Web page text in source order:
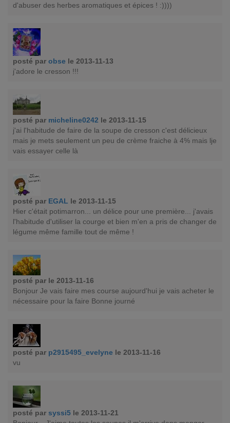
d'abuser des herbes aromatiques et épices ! :))))
posté par obse le 2013-11-13
j'adore le cresson !!!
posté par micheline0242 le 2013-11-15
j'ai l'habitude de faire de la soupe de cresson c'est délicieux
mais je mets seulement un peu de crème fraiche à 4% mais lje
vais essayer celle là
posté par EGAL le 2013-11-15
Hier c'était potimarron... un délice pour une première... j'avais
l'habitude d'utiliser la courge et bien m'en a pris de changer de
légume même famille tout de même !
posté par le 2013-11-16
Bonjour Je vais faire mes course aujourd'hui je vais acheter le
nécessaire pour la faire Bonne journé
posté par p2915495_evelyne le 2013-11-16
vu
posté par syssi5 le 2013-11-21